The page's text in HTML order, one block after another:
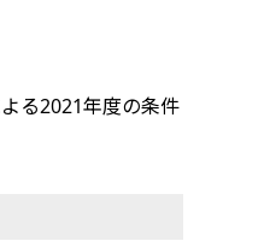
る2021年度の条件